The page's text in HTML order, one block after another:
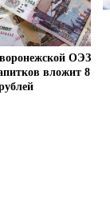
ОЭЗ
вложит 8